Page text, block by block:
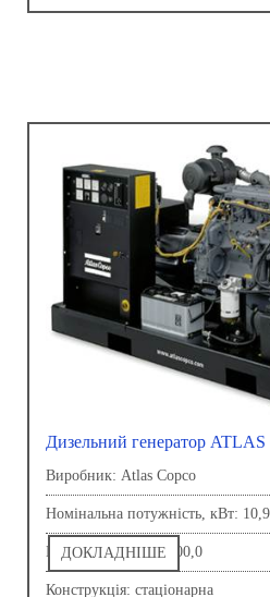
Дизельний генератор
Виробник: Atlas Copco
Номінальна потужність, кВт: 10,9
Напруга, В: 230,0-400,0
Конструкція: стаціонарна
ДОКЛАДНІШЕ